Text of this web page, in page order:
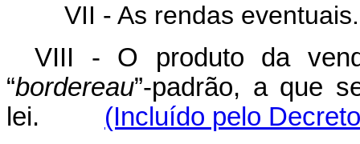
VII - As rendas eventuais.
VIII - O produto da
“bordereau”-padrão, a que
lei. (Incluído pelo